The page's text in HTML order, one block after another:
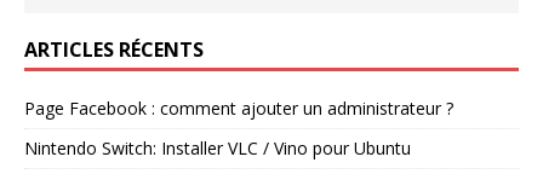
ARTICLES RÉCENTS
Page Facebook : comment ajouter un administrateur ?
Nintendo Switch: Installer VLC / Vino pour Ubuntu